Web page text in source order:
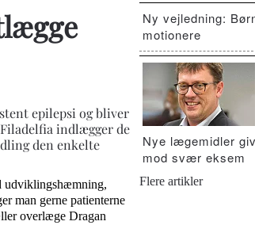
epilepsi og bliver
indlægger de
den enkelte
udviklingshæmning,
man gerne patienterne
overlæge Dragan
Ny vejledning:
motionere
Nye lægemidler
mod svær eksem
Flere artikler